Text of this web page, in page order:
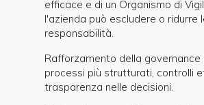
efficace e di un Organismo di
l'azienda può escludere o ridurre
responsabilità.
Rafforzamento della governance
processi più strutturati, controlli
trasparenza nelle decisioni.